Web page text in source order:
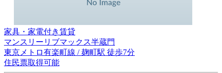
家具・家電付き賃貸
マンスリーリブマックス半蔵門
東京メトロ有楽町線 / 麹町駅 徒歩7分
住民票取得可能